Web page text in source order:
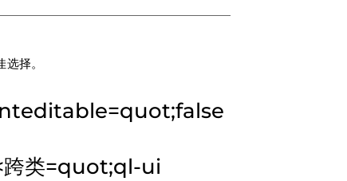
择。
跨类=quot;ql-ui